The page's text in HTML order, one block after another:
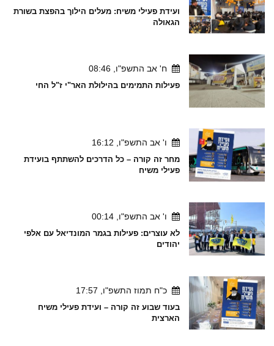
ועידת פעילי משיח: מעלים הילוך בהפצת בשורת
הגאולה
ח' אב התשפ"ו, 08:46
פעילות התמימים בהילולת האר"י ז"ל החי
ו' אב התשפ"ו, 16:12
מחר זה קורה – כל הדרכים להשתתף בועידת
פעילי משיח
ו' אב התשפ"ו, 00:14
לא עוצרים: פעילות בגמר המונדיאל עם אלפי
יהודים
כ"ח תמוז התשפ"ו, 17:57
בעוד שבוע זה קורה – ועידת פעילי משיח
הארצית